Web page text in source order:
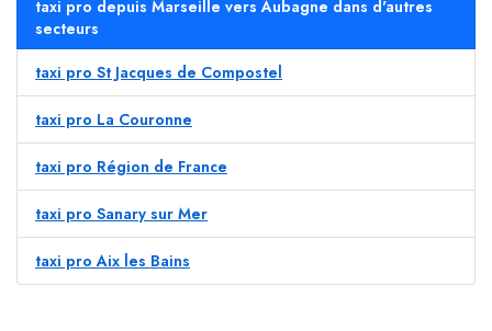
taxi pro depuis Marseille vers Aubagne dans d'autres
secteurs
taxi pro St Jacques de Compostel
taxi pro La Couronne
taxi pro Région de France
taxi pro Sanary sur Mer
taxi pro Aix les Bains